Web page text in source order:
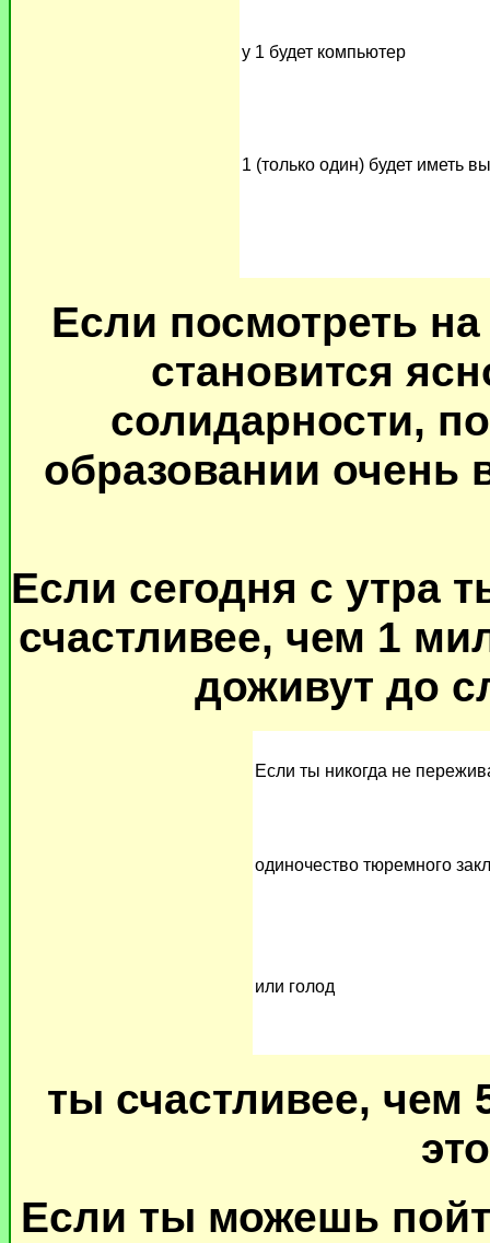
у 1 будет компьютер
1 (только один) будет иметь
Если посмотреть
становится
солидарности,
образовании очень
Если сегодня с утра
счастливее, чем 1
доживут до
Если ты никогда не
одиночество тюремного
или голод
ты счастливее, чем
Если ты можешь